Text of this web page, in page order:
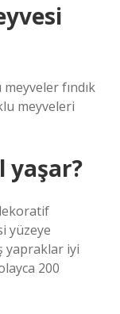
fındık
meyveleri
yaşar?
yüzeye
yapraklar iyi
200